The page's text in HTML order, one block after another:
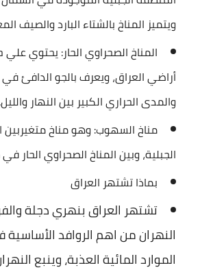
ويتميز المناخ بالشتاء البارد والصيف
أراضي العراق، ويعرف بالجو الدافئ
والمدى الحراري الكبير بين النهار والليل.
مناخ السهوب: وهو مناخ متغيربين
الجبلية، وبين المناخ الصحراوي الحار
بماذا تشتهر العراق
تشتهر العراق بنهري دجلة
النهران من اهم الروافد
الموارد المائية العذبة، وينبع